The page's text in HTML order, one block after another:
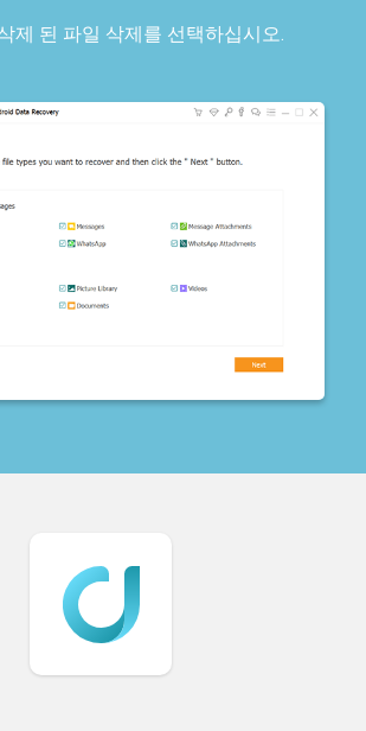
제 된 파일 삭제를 선택하십시오.